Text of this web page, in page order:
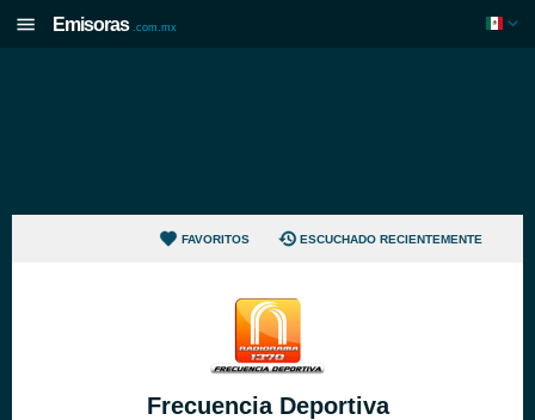
Emisoras .com.mx
FAVORITOS ESCUCHADO RECIENTEMENTE
Frecuencia Deportiva